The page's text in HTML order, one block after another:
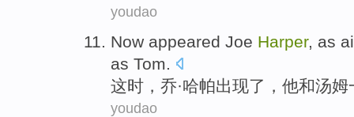
youdao
Now appeared Joe Harper, as
as Tom.
这时 ， 乔·哈帕出现了 ，他和汤姆
youdao